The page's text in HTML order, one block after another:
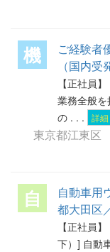
機
ご経験者
（国内
【正社員
業務全般
の . . .
詳細
東京都江東区
自
自動車用
都大田区
【正社員
下）] 自動